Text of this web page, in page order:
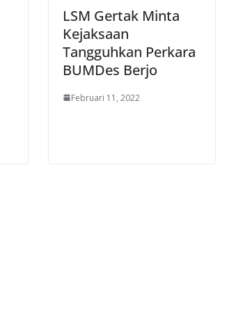
LSM Gertak Minta
Kejaksaan
Tangguhkan Perkara
BUMDes Berjo
Februari 11, 2022